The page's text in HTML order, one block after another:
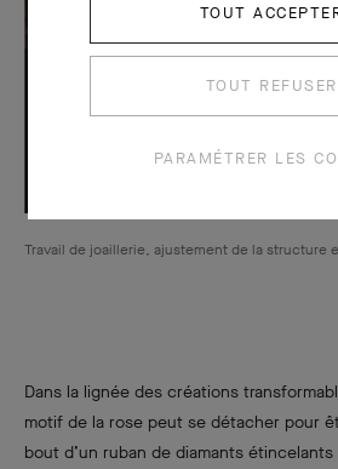
Travail de joaillerie, ajustement de la structure
Dans la lignée des créations
motif de la rose peut se détacher pour
bout d’un ruban de diamants
TOUT
TOUT REFUSER
PARAMÉTRER LES